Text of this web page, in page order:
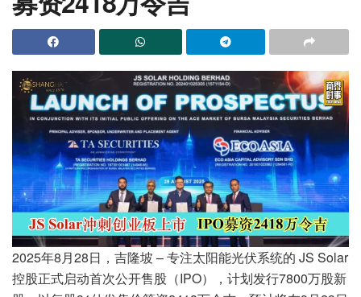
2025年8月28日，吉隆坡 – 专注太阳能光伏系统的 JS Solar
控股正式启动首次公开售股（IPO），计划发行7800万股新